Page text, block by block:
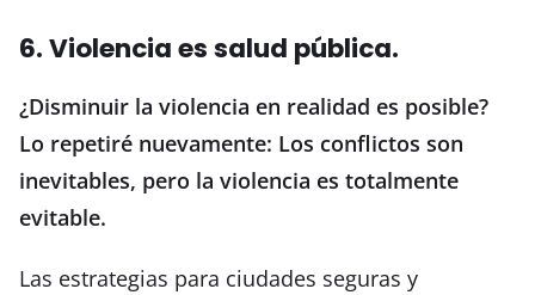
6. Violencia es salud pública.
¿Disminuir la violencia en realidad es posible?
Lo repetiré nuevamente: Los conflictos son
inevitables, pero la violencia es totalmente
evitable.
Las estrategias para ciudades seguras y